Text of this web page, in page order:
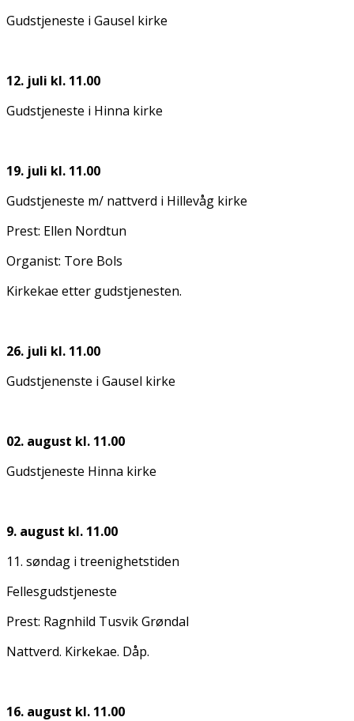
Gudstjeneste i Gausel kirke
12. juli kl. 11.00
Gudstjeneste i Hinna kirke
19. juli kl. 11.00
Gudstjeneste m/ nattverd i Hillevåg kirke
Prest: Ellen Nordtun
Organist: Tore Bols
Kirkekaffe etter gudstjenesten.
26. juli kl. 11.00
Gudstjenenste i Gausel kirke
02. august kl. 11.00
Gudstjeneste Hinna kirke
9. august kl. 11.00
11. søndag i treenighetstiden
Fellesgudstjeneste
Prest: Ragnhild Tusvik Grøndal
Nattverd. Kirkekaffe. Dåp.
16. august kl. 11.00